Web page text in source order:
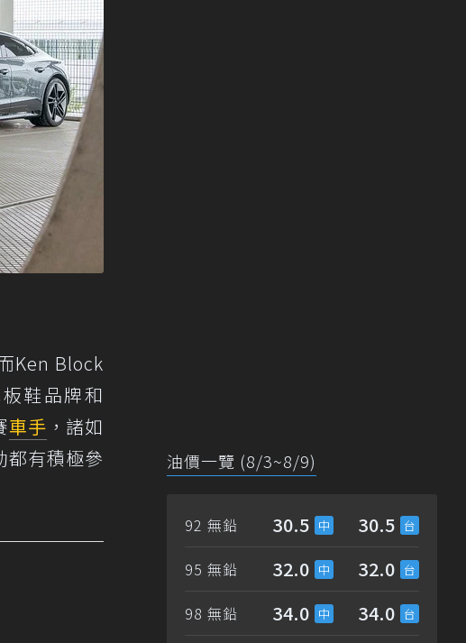
Ken Block
鞋品牌和
車手 ，諸如
都有積極參
油價一覽 (8/3~8/9)
92 無鉛 30.5 30.5
95 無鉛 32.0 32.0
98 無鉛 34.0 34.0